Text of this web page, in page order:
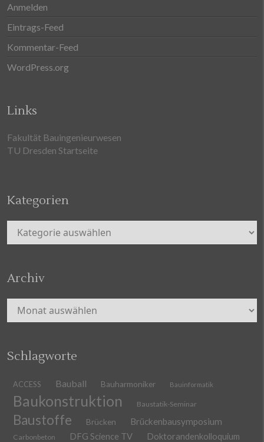
Anmelden
Eintrags-Feed
Kommentar-Feed
WordPress.org
Links
Fakultät Bauingenieurwesen
TU Dresden Startseite
Kategorien
Kategorien
Archiv
Archiv
Schlagworte
ACCESS Bauball Bauharmoniker Bauinformatik
Baukonstruktion Baustatik-Seminar
Baustoffe Brücken Brückenbausymposium
Carbonbeton DFG Science TV Doktorandenkolloquium